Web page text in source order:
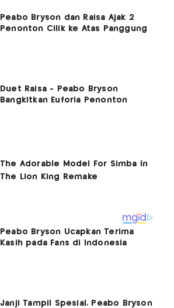
Peabo Bryson dan Raisa Ajak 2
Penonton Cilik ke Atas Panggung
Duet Raisa - Peabo Bryson
Bangkitkan Euforia Penonton
Peabo Bryson Ucapkan Terima
Kasih pada Fans di Indonesia
Janji Tampil Spesial, Peabo Bryson